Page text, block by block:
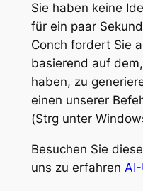
Sie haben keine
für ein paar
Conch fordert Sie
basierend auf
haben, zu
einen unserer
(Strg unter
Besuchen Sie
uns zu erfahren